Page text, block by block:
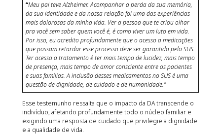
“Meu pai teve Alzheimer. Acompanhar a perda da sua memória,
da sua identidade e da nossa relação foi uma das experiências
mais dolorosas da minha vida. Ver a pessoa que te criou olhar
pra você sem saber quem você é, é como viver um luto em vida.
Por isso, eu acredito profundamente que o acesso a medicações
que possam retardar esse processo deve ser garantido pelo SUS.
Ter acesso a tratamento é ter mais tempo de lucidez, mais tempo
de presença, mais tempo de amor consciente entre os pacientes
e suas famílias. A inclusão desses medicamentos no SUS é uma
questão de dignidade, de cuidado e de humanidade.”
Esse testemunho ressalta que o impacto da DA transcende o
indivíduo, afetando profundamente todo o núcleo familiar e
exigindo uma resposta de cuidado que privilegie a dignidade
e a qualidade de vida.